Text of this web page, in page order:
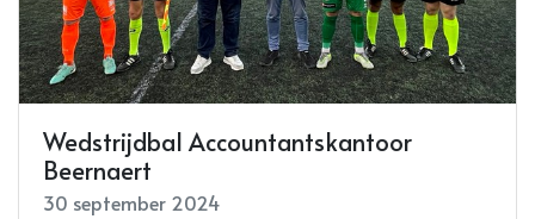
Wedstrijdbal Accountantskantoor
Beernaert
30 september 2024